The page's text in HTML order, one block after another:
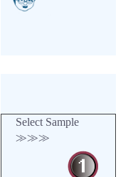
Select Sample
≫≫≫